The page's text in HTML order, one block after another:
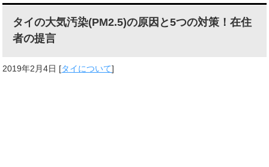
タイの大気汚染(PM2.5)の原因と5つの対策！在住
者の提言
2019年2月4日 [タイについて]